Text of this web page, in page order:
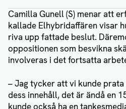
Camilla Gunell (S) menar att
kallade Elhybridaffären visar
riva upp fattade beslut.
oppositionen som besvikna
involveras i det fortsatta
– Jag tycker att vi kunde
dess innehåll, det är ändå en
kunde också ha en